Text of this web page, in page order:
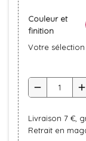
Couleur et
finition
Votre sélection
remove add
Livraison 7 €,
Retrait en